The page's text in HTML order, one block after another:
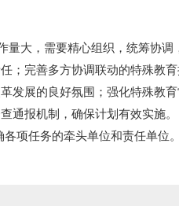
大，需要精心组织，统筹协调
；完善多方协调联动的特殊教
发展的良好氛围；强化特殊教
通报机制，确保计划有效实施
项任务的牵头单位和责任单位。